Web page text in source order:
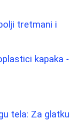
tretmani i
kapaka -
tela: Za glatku